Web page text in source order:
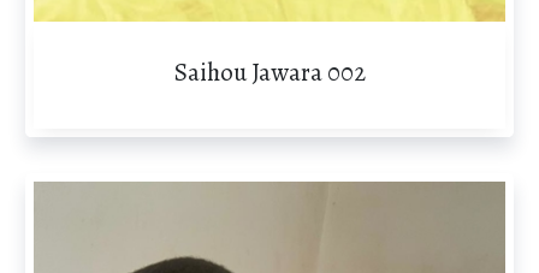
Saihou Jawara 002